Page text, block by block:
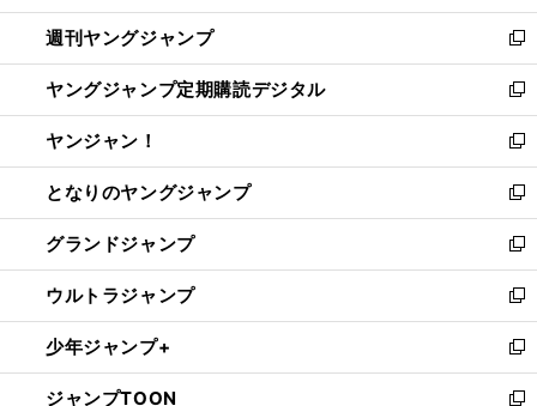
開
く
ウ
で
開
く
ン
ド
ウ
で
開
く
ウ
ィ
ン
ド
ウ
で
開
く
週刊ヤングジャンプ
新
し
い
ウ
ィ
ン
ド
ウ
で
開
く
ヤングジャンプ定期購読デジタル
新
し
い
ウ
ィ
ン
ド
ウ
で
開
く
ヤンジャン！
新
し
い
ウ
ィ
ン
ド
ウ
で
開
く
となりのヤングジャンプ
新
し
い
ウ
ィ
ン
ド
ウ
で
グランドジャンプ
新
し
い
ウ
ィ
ン
ド
ウルトラジャンプ
新
し
い
ウ
ィ
少年ジャンプ+
新
し
ジャンプTOON